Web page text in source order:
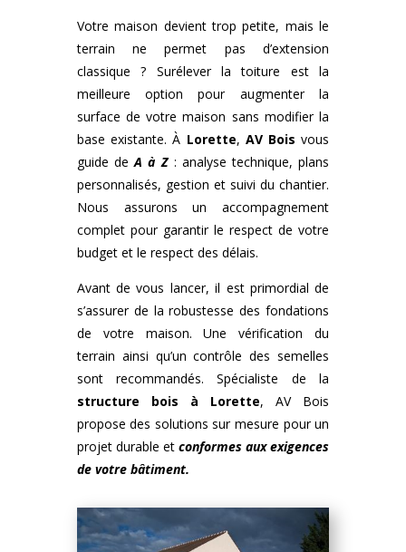
Votre maison devient trop petite, mais le
terrain ne permet pas d’extension
classique ? Surélever la toiture est la
meilleure option pour augmenter la
surface de votre maison sans modifier la
base existante. À Lorette, AV Bois vous
guide deA à Z: analyse technique, plans
personnalisés, gestion et suivi du chantier.
Nous assurons un accompagnement
complet pour garantir le respect de votre
budget et le respect des délais.
Avant de vous lancer, il est primordial de
s’assurer de la robustesse des fondations
de votre maison. Une vérification du
terrain ainsi qu’un contrôle des semelles
sont recommandés. Spécialiste de la
structure bois
à Lorette, AV Bois
propose des solutions sur mesure pour un
projet durable etconformes aux exigences
de votre bâtiment.